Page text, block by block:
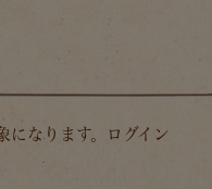
になります。ログイン